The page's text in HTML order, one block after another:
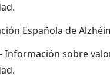
Española de
Información sobre